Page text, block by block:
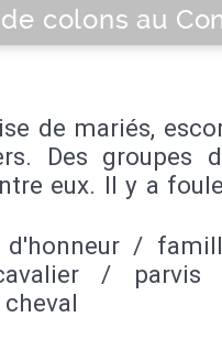
colons au
de mariés,
Des groupes
eux. Il y a
d'honneur /
/ parvis